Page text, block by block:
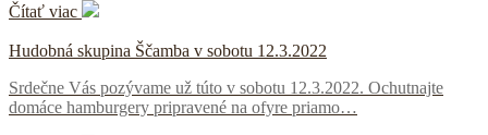
Čítať viac
Hudobná skupina Ščamba v sobotu 12.3.2022
Srdečne Vás pozývame už túto v sobotu 12.3.2022. Ochutnajte
domáce hamburgery pripravené na ofyre priamo…